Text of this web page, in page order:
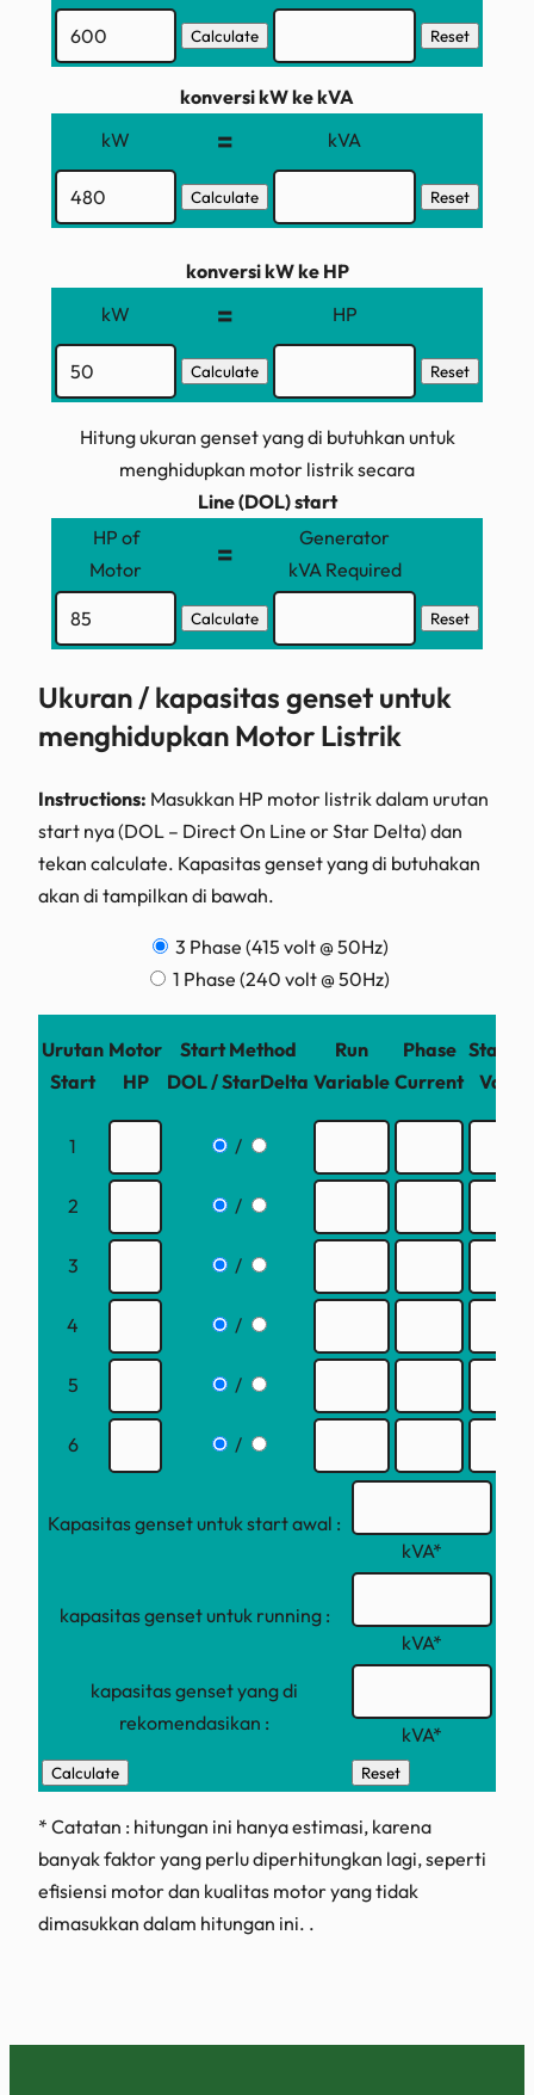
konversi kW ke kVA
kW
= kVA
konversi kW ke HP
kW
= HP
Hitung ukuran genset yang di butuhkan untuk
menghidupkan motor listrik secara
Line (DOL) start
HP of
Motor
=
Generator
kVA Required
Ukuran / kapasitas genset untuk
menghidupkan Motor Listrik
Instructions: Masukkan HP motor listrik dalam urutan
start nya (DOL – Direct On Line or Star Delta) dan
tekan calculate. Kapasitas genset yang di butuhakan
akan di tampilkan di bawah.
3 Phase (415 volt @ 50Hz)
1 Phase (240 volt @ 50Hz)
Urutan
Start
Motor
HP
Start Method
DOL / StarDelta
Run
Variable
Phase
Current
Value
1 /
2 /
3 /
4 /
5 /
6 /
Kapasitas genset untuk start awal :
kVA*
kapasitas genset untuk running :
kVA*
kapasitas genset yang di
rekomendasikan :
kVA*
* Catatan : hitungan ini hanya estimasi, karena
banyak faktor yang perlu diperhitungkan lagi, seperti
efisiensi motor dan kualitas motor yang tidak
dimasukkan dalam hitungan ini. .